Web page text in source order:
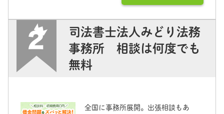
司法書士法人みどり法務
事務所 相談は何度でも
無料
全国に事務所展開。出張相談もあ